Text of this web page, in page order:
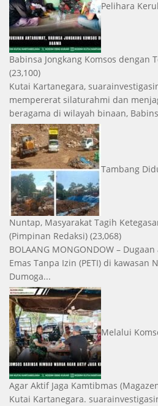
Pelihara
Babinsa Jongkang Komsos dengan
(23,100)
Kutai Kartanegara,
mempererat silaturahmi dan
beragama di wilayah binaan,
Tambang
Nuntap, Masyarakat Tagih
(Pimpinan Redaksi) (23,068)
BOLAANG MONGONDOW –
Emas Tanpa Izin (PETI) di kawasan
Dumoga...
Melalui
Agar Aktif Jaga Kamtibmas
Kutai Kartanegara.